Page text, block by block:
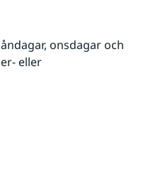
onsdagar och
eller